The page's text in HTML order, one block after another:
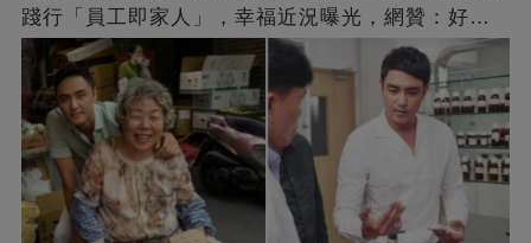
踐行「員工即家人」，幸福近況曝光，網贊：好老
闆的福報